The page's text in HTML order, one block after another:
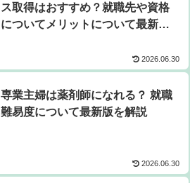
ス取得はおすすめ？就職先や資格
についてメリットについて最新版
2026.06.30
専業主婦は薬剤師になれる？ 就職
難易度について最新版を解説
2026.06.30